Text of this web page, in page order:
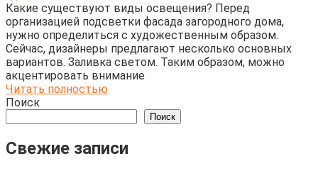
Какие существуют виды освещения? Перед
организацией подсветки фасада загородного дома,
нужно определиться с художественным образом.
Сейчас, дизайнеры предлагают несколько основных
вариантов. Заливка светом. Таким образом, можно
акцентировать внимание
Читать полностью
Поиск
Поиск
Свежие записи